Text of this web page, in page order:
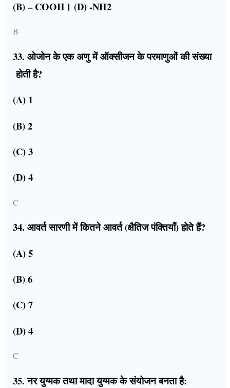
(B) – COOH। (D) -NH2
B
33. ओजोन के एक अणु में ऑक्सीजन के परमाणुओं की संख्या
होती है?
(A) 1
(B) 2
(C) 3
(D) 4
C
34. आवर्त सारणी में कितने आवर्त (क्षैतिज पंक्तियाँ) होते हैं?
(A) 5
(B) 6
(C) 7
(D) 4
C
35. नर युग्मक तथा मादा युग्मक के संयोजन बनता है: